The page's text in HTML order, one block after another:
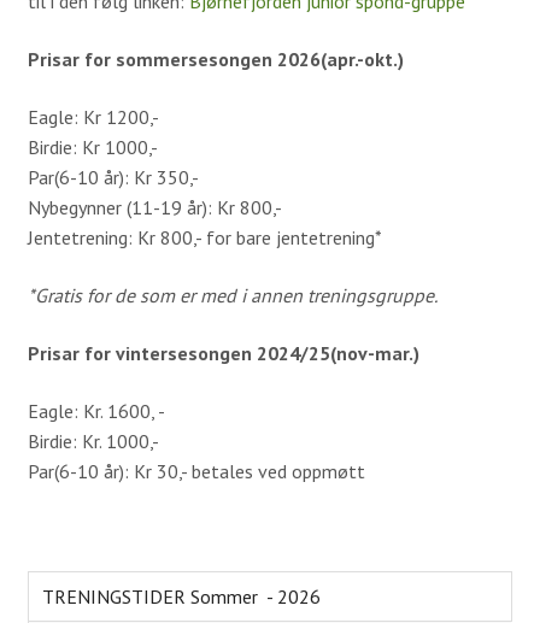
Gjester
Veibeskrivelse
Greenfee
Golfopplæring
Instruksjon
Prisar for sommersesongen 2026(apr.-okt.)
Eagle: Kr 1200,-
Birdie: Kr 1000,-
Par(6-10 år): Kr 350,-
Nybegynner (11-19 år): Kr 800,-
Jentetrening: Kr 800,- for bare jentetrening*
*Gratis for de som er med i annen treningsgruppe.
Prisar for vintersesongen 2024/25(nov-mar.)
Eagle: Kr. 1600, -
Birdie: Kr. 1000,-
Par(6-10 år): Kr 30,- betales ved oppmøtt
TRENINGSTIDER Sommer - 2026